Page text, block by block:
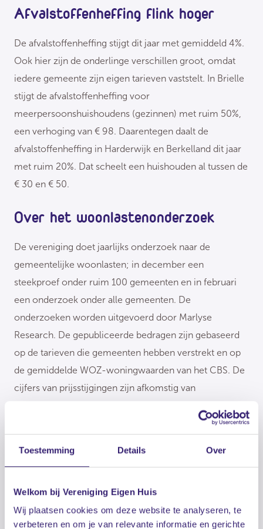
Toestemming Details Over
Welkom bij Vereniging Eigen Huis
Wij plaatsen cookies om deze website te analyseren, te
verbeteren en om je van relevante informatie en gerichte
Afvalstoffenheffing flink hoger
De afvalstoffenheffing stijgt dit jaar met gemiddeld 4%.
Ook hier zijn de onderlinge verschillen groot, omdat
iedere gemeente zijn eigen tarieven vaststelt. In Brielle
stijgt de afvalstoffenheffing voor
meerpersoonshuishoudens (gezinnen) met ruim 50%,
een verhoging van € 98. Daarentegen daalt de
afvalstoffenheffing in Harderwijk en Berkelland dit jaar
met ruim 20%. Dat scheelt een huishouden al tussen de
€ 30 en € 50.
Over het woonlastenonderzoek
De vereniging doet jaarlijks onderzoek naar de
gemeentelijke woonlasten; in december een
steekproef onder ruim 100 gemeenten en in februari
een onderzoek onder alle gemeenten. De
onderzoeken worden uitgevoerd door Marlyse
Research. De gepubliceerde bedragen zijn gebaseerd
op de tarieven die gemeenten hebben verstrekt en op
de gemiddelde WOZ-woningwaarden van het CBS. De
cijfers van prijsstijgingen zijn afkomstig van
Deel dit artikel
facebooklinkedinmail whatsapp